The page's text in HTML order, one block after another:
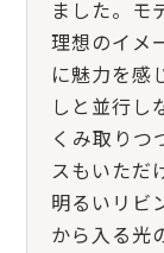
ました。モ
理想のイメ
に魅力を感
しと並行し
くみ取りつ
スもいただ
明るいリビ
から入る光